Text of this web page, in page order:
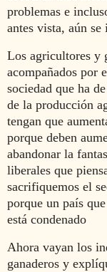
problemas e
antes vista, aún se
Los agricultores y
acompañados por
sociedad que ha
de la producción
tengan que
porque deben
abandonar la
liberales que
sacrifiquemos el
porque un país
está condenado
Ahora vayan los
ganaderos y